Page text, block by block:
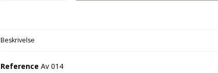
Beskrivelse
Reference Av 014